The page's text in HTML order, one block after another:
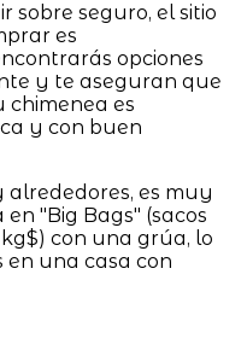
sobre seguro, el sitio
es
opciones
y te aseguran que
chimenea es
y con buen
alrededores, es muy
"Big Bags" (sacos
con una grúa, lo
en una casa con